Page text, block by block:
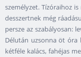
személyzet. Tízóraihoz
desszertnek még
persze az szabályosan:
Délután uzsonna öt óra
kétféle kalács, fahéjas